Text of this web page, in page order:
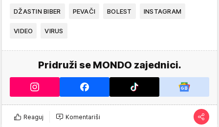
DŽASTIN BIBER PEVAČI BOLEST INSTAGRAM
VIDEO VIRUS
Pridruži se MONDO zajednici.
Reaguj Komentariši